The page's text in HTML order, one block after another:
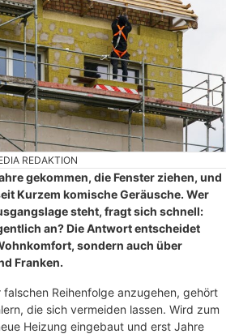
REDAKTION
gekommen, die Fenster ziehen, und
Kurzem komische Geräusche. Wer
steht, fragt sich schnell:
an? Die Antwort entscheidet
sondern auch über
Franken.
falschen Reihenfolge anzugehen, gehört
die sich vermeiden lassen. Wird zum
Heizung eingebaut und erst Jahre